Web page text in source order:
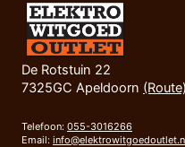
De Rotstuin 22
7325GC Apeldoorn (Route)
Telefoon: 055-3016266
Email: